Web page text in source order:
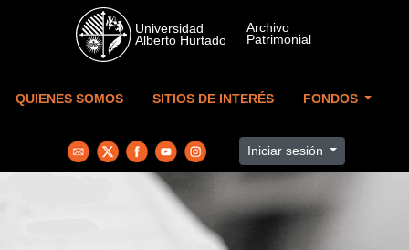
Skip to main content
QUIENES SOMOS SITIOS DE INTERÉS FONDOS
Iniciar sesión